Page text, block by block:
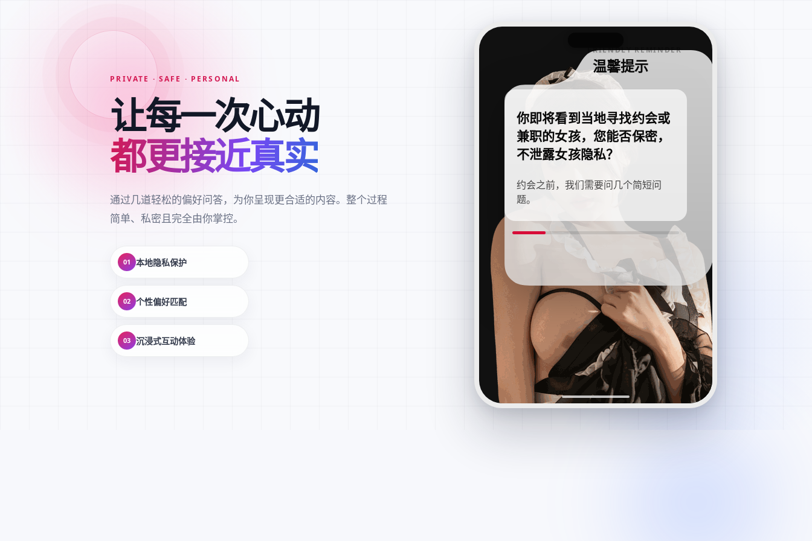
PRIVATE · SAFE · PERSONAL
让每一次心动
都更接近真实
通过几道轻松的偏好问答，为你呈现更合适的内容。整个过程
简单、私密且完全由你掌控。
01 本地隐私保护
02 个性偏好匹配
03 沉浸式互动体验
FRIENDLY REMINDER
温馨提示
你即将看到当地寻找约会或
兼职的女孩，您能否保密，
不泄露女孩隐私？
约会之前，我们需要问几个简短问
题。